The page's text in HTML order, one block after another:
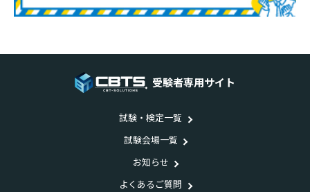
受験者専用サイト
試験・検定一覧
試験会場一覧
お知らせ
よくあるご質問